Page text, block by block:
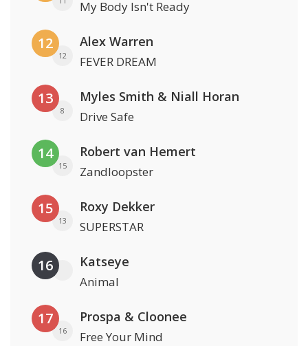
My Body Isn't Ready
12
12
Alex Warren
FEVER DREAM
13
8
Myles Smith & Niall Horan
Drive Safe
14
15
Robert van Hemert
Zandloopster
15
13
Roxy Dekker
SUPERSTAR
16 Katseye
Animal
17
16
Prospa & Cloonee
Free Your Mind